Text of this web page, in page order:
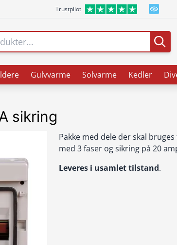
Trustpilot
Gulvvarme Solvarme Kedler
sikring
Pakke med dele der skal
med 3 faser og sikring på 20
Leveres i usamlet tilstand.